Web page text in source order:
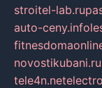
stroitel-lab.ru
auto-ceny.info
novostikubani.ru
tele4n.net